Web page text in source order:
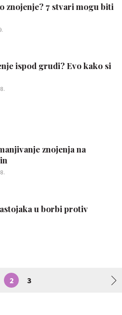
znojenje? 7 stvari mogu biti
ispod grudi? Evo kako si
znojenja na
u borbi protiv
2 3